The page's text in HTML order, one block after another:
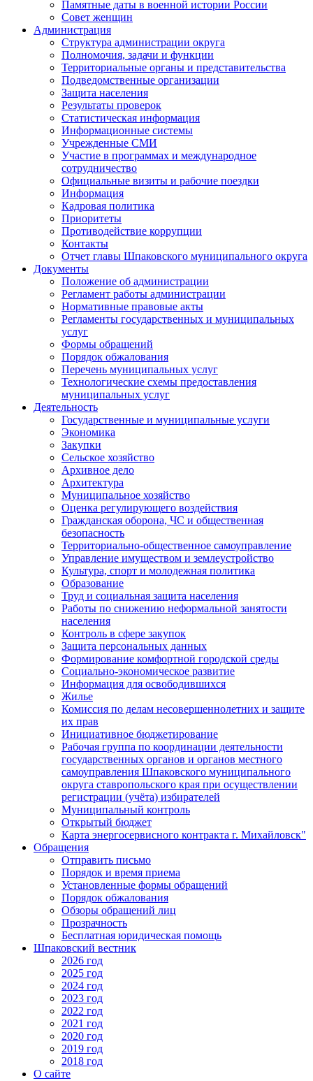
Памятные даты в военной истории России
Совет женщин
Администрация
Структура администрации округа
Полномочия, задачи и функции
Территориальные органы и представительства
Подведомственные организации
Защита населения
Результаты проверок
Статистическая информация
Информационные системы
Учрежденные СМИ
Участие в программах и международное
сотрудничество
Официальные визиты и рабочие поездки
Информация
Кадровая политика
Приоритеты
Противодействие коррупции
Контакты
Отчет главы Шпаковского муниципального округа
Документы
Положение об администрации
Регламент работы администрации
Нормативные правовые акты
Регламенты государственных и муниципальных
услуг
Формы обращений
Порядок обжалования
Перечень муниципальных услуг
Технологические схемы предоставления
муниципальных услуг
Деятельность
Государственные и муниципальные услуги
Экономика
Закупки
Сельское хозяйство
Архивное дело
Архитектура
Муниципальное хозяйство
Оценка регулирующего воздействия
Гражданская оборона, ЧС и общественная
безопасность
Территориально-общественное самоуправление
Управление имуществом и землеустройство
Культура, спорт и молодежная политика
Образование
Труд и социальная защита населения
Работы по снижению неформальной занятости
населения
Контроль в сфере закупок
Защита персональных данных
Формирование комфортной городской среды
Социально-экономическое развитие
Информация для освободившихся
Жилье
Комиссия по делам несовершеннолетних и защите
их прав
Инициативное бюджетирование
Рабочая группа по координации деятельности
государственных органов и органов местного
самоуправления Шпаковского муниципального
округа ставропольского края при осуществлении
регистрации (учёта) избирателей
Муниципальный контроль
Открытый бюджет
Карта энергосервисного контракта г. Михайловск"
Обращения
Отправить письмо
Порядок и время приема
Установленные формы обращений
Порядок обжалования
Обзоры обращений лиц
Прозрачность
Бесплатная юридическая помощь
Шпаковский вестник
2026 год
2025 год
2024 год
2023 год
2022 год
2021 год
2020 год
2019 год
2018 год
О сайте